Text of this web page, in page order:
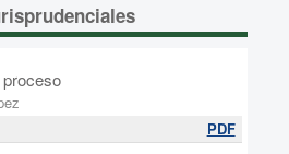
PDF